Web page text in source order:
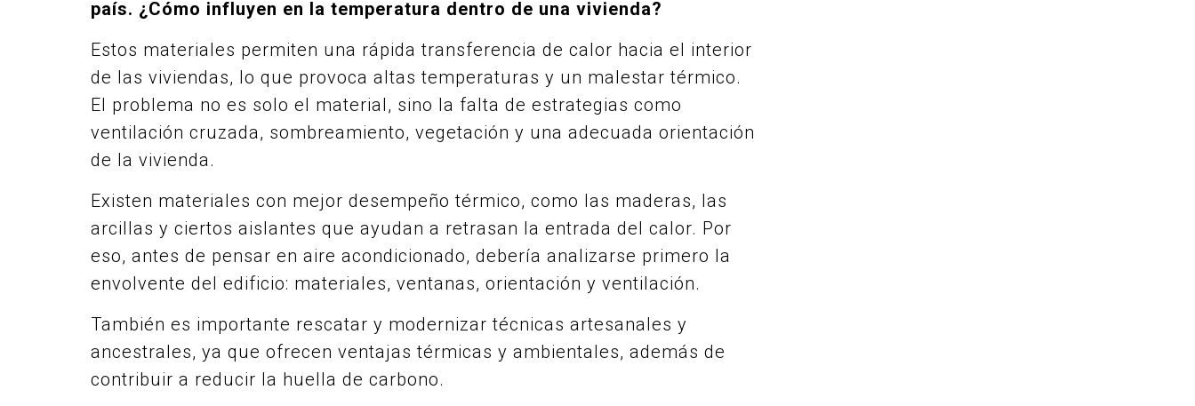
país. ¿Cómo influyen en la temperatura dentro de una vivienda?
Estos materiales permiten una rápida transferencia de calor hacia el interior
de las viviendas, lo que provoca altas temperaturas y un malestar térmico.
El problema no es solo el material, sino la falta de estrategias como
ventilación cruzada, sombreamiento, vegetación y una adecuada orientación
de la vivienda.
Existen materiales con mejor desempeño térmico, como las maderas, las
arcillas y ciertos aislantes que ayudan a retrasan la entrada del calor. Por
eso, antes de pensar en aire acondicionado, debería analizarse primero la
envolvente del edificio: materiales, ventanas, orientación y ventilación.
También es importante rescatar y modernizar técnicas artesanales y
ancestrales, ya que ofrecen ventajas térmicas y ambientales, además de
contribuir a reducir la huella de carbono.